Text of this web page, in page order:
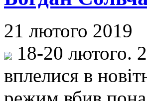
21 лютого 2019
18-20 лютого.
вплелися в